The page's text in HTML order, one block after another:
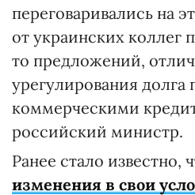
переговаривались на
от украинских коллег
то предложений,
урегулирования долга
коммерческими
российский министр.
Ранее стало известно,
изменения в свои